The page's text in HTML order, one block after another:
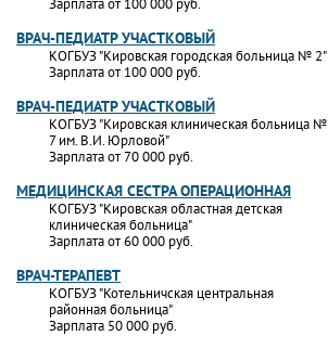
Зарплата от 100 000 руб.
ВРАЧ-ПЕДИАТР УЧАСТКОВЫЙ
КОГБУЗ "Кировская городская больница № 2"
Зарплата от 100 000 руб.
ВРАЧ-ПЕДИАТР УЧАСТКОВЫЙ
КОГБУЗ "Кировская клиническая больница №
7 им. В.И. Юрловой"
Зарплата от 70 000 руб.
МЕДИЦИНСКАЯ СЕСТРА ОПЕРАЦИОННАЯ
КОГБУЗ "Кировская областная детская
клиническая больница"
Зарплата от 60 000 руб.
ВРАЧ-ТЕРАПЕВТ
КОГБУЗ "Котельничская центральная
районная больница"
Зарплата 50 000 руб.